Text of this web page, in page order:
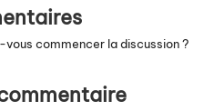
commencer la discussion ?